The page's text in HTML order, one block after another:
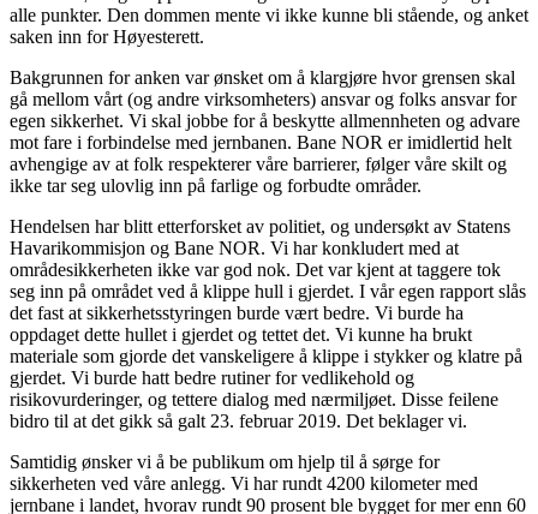
alle punkter. Den dommen mente vi ikke kunne bli stående, og anket
saken inn for Høyesterett.
Bakgrunnen for anken var ønsket om å klargjøre hvor grensen skal
gå mellom vårt (og andre virksomheters) ansvar og folks ansvar for
egen sikkerhet. Vi skal jobbe for å beskytte allmennheten og advare
mot fare i forbindelse med jernbanen. Bane NOR er imidlertid helt
avhengige av at folk respekterer våre barrierer, følger våre skilt og
ikke tar seg ulovlig inn på farlige og forbudte områder.
Hendelsen har blitt etterforsket av politiet, og undersøkt av Statens
Havarikommisjon og Bane NOR. Vi har konkludert med at
områdesikkerheten ikke var god nok. Det var kjent at taggere tok
seg inn på området ved å klippe hull i gjerdet. I vår egen rapport slås
det fast at sikkerhetsstyringen burde vært bedre. Vi burde ha
oppdaget dette hullet i gjerdet og tettet det. Vi kunne ha brukt
materiale som gjorde det vanskeligere å klippe i stykker og klatre på
gjerdet. Vi burde hatt bedre rutiner for vedlikehold og
risikovurderinger, og tettere dialog med nærmiljøet. Disse feilene
bidro til at det gikk så galt 23. februar 2019. Det beklager vi.
Samtidig ønsker vi å be publikum om hjelp til å sørge for
sikkerheten ved våre anlegg. Vi har rundt 4200 kilometer med
jernbane i landet, hvorav rundt 90 prosent ble bygget for mer enn 60